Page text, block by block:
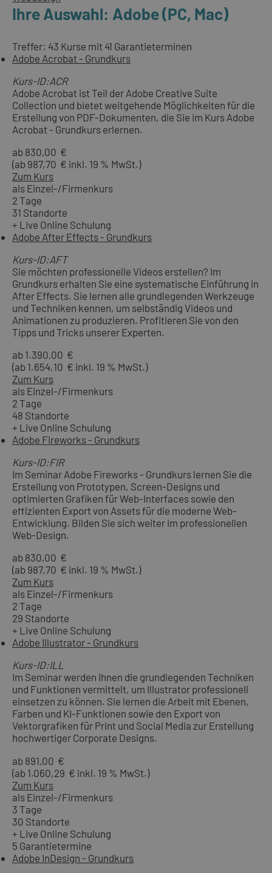
Ihre Auswahl: Adobe (PC, Mac)
Treffer: 43 Kurse mit 41 Garantieterminen
Adobe Acrobat - Grundkurs
Kurs-ID:ACR
Adobe Acrobat ist Teil der Adobe Creative Suite
Collection und bietet weitgehende Möglichkeiten für die
Erstellung von PDF-Dokumenten, die Sie im Kurs Adobe
Acrobat - Grundkurs erlernen.
ab 830,00 €
(ab 987,70 € inkl. 19 % MwSt.)
Zum Kurs
als Einzel-/Firmenkurs
2 Tage
31 Standorte
+ Live Online Schulung
Adobe After Effects - Grundkurs
Kurs-ID:AFT
Sie möchten professionelle Videos erstellen? Im
Grundkurs erhalten Sie eine systematische Einführung in
After Effects. Sie lernen alle grundlegenden Werkzeuge
und Techniken kennen, um selbständig Videos und
Animationen zu produzieren. Profitieren Sie von den
Tipps und Tricks unserer Experten.
ab 1.390,00 €
(ab 1.654,10 € inkl. 19 % MwSt.)
Zum Kurs
als Einzel-/Firmenkurs
2 Tage
48 Standorte
+ Live Online Schulung
Adobe Fireworks - Grundkurs
Kurs-ID:FIR
Im Seminar Adobe Fireworks - Grundkurs lernen Sie die
Erstellung von Prototypen, Screen-Designs und
optimierten Grafiken für Web-Interfaces sowie den
effizienten Export von Assets für die moderne Web-
Entwicklung. Bilden Sie sich weiter im professionellen
Web-Design.
ab 830,00 €
(ab 987,70 € inkl. 19 % MwSt.)
Zum Kurs
als Einzel-/Firmenkurs
2 Tage
29 Standorte
+ Live Online Schulung
Adobe Illustrator - Grundkurs
Kurs-ID:ILL
Im Seminar werden Ihnen die grundlegenden Techniken
und Funktionen vermittelt, um Illustrator professionell
einsetzen zu können. Sie lernen die Arbeit mit Ebenen,
Farben und KI-Funktionen sowie den Export von
Vektorgrafiken für Print und Social Media zur Erstellung
hochwertiger Corporate Designs.
ab 891,00 €
(ab 1.060,29 € inkl. 19 % MwSt.)
Zum Kurs
als Einzel-/Firmenkurs
3 Tage
30 Standorte
+ Live Online Schulung
5 Garantietermine
Adobe InDesign - Grundkurs